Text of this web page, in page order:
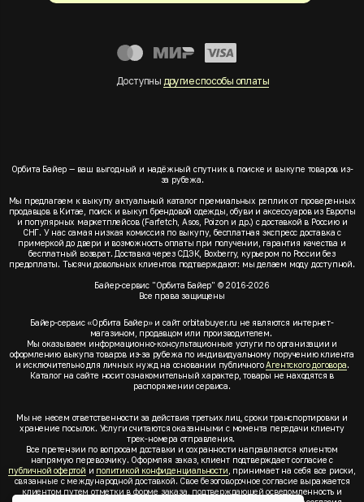
Доступны другие способы оплаты
Орбита Байер — ваш выгодный и надёжный спутник в поиске и выкупе товаров из-
за рубежа.
Мы предлагаем к выкупу актуальный каталог премиальных реплик от проверенных
продавцов в Китае, поиск и выкуп брендовой одежды, обуви и аксессуаров из Европы
и популярных маркетплейсов (Farfetch, Asos, Poizon и др.) с доставкой в Россию и
СНГ. У нас самая низкая комиссия по выкупу, бесплатная экспресс доставка с
примеркой до двери и возможность оплаты при получении, гарантия качества и
бесплатный возврат. Доставка через СДЭК, Boxberry, курьером по России без
предоплаты. Тысячи довольных клиентов подтверждают: мы делаем моду доступной.
Байер-сервис "Орбита Байер" © 2016-2026
Все права защищены
Байер-сервис «Орбита Байер» и сайт orbitabuyer.ru не являются интернет-
магазином, продавцом или производителем.
Мы оказываем информационно-консультационные услуги по организации и
оформлению выкупа товаров из-за рубежа по индивидуальному поручению клиента
и исключительно для личных нужд на основании публичногоАгентского договора.
Каталог на сайте носит ознакомительный характер, товары не находятся в
распоряжении сервиса.
Мы не несем ответственности за действия третьих лиц, сроки транспортировки и
хранение посылок. Услуги считаются оказанными с момента передачи клиенту
трек-номера отправления.
Все претензии по вопросам доставки и сохранности направляются клиентом
напрямую перевозчику. Оформляя заказ, клиент подтверждает согласие с
публичной офертой и политикой конфиденциальности, принимает на себя все риски,
связанные с международной доставкой. Свое безоговорочное согласие выражается
клиентом путем отметки в форме заказа, подтверждающей осведомленность и